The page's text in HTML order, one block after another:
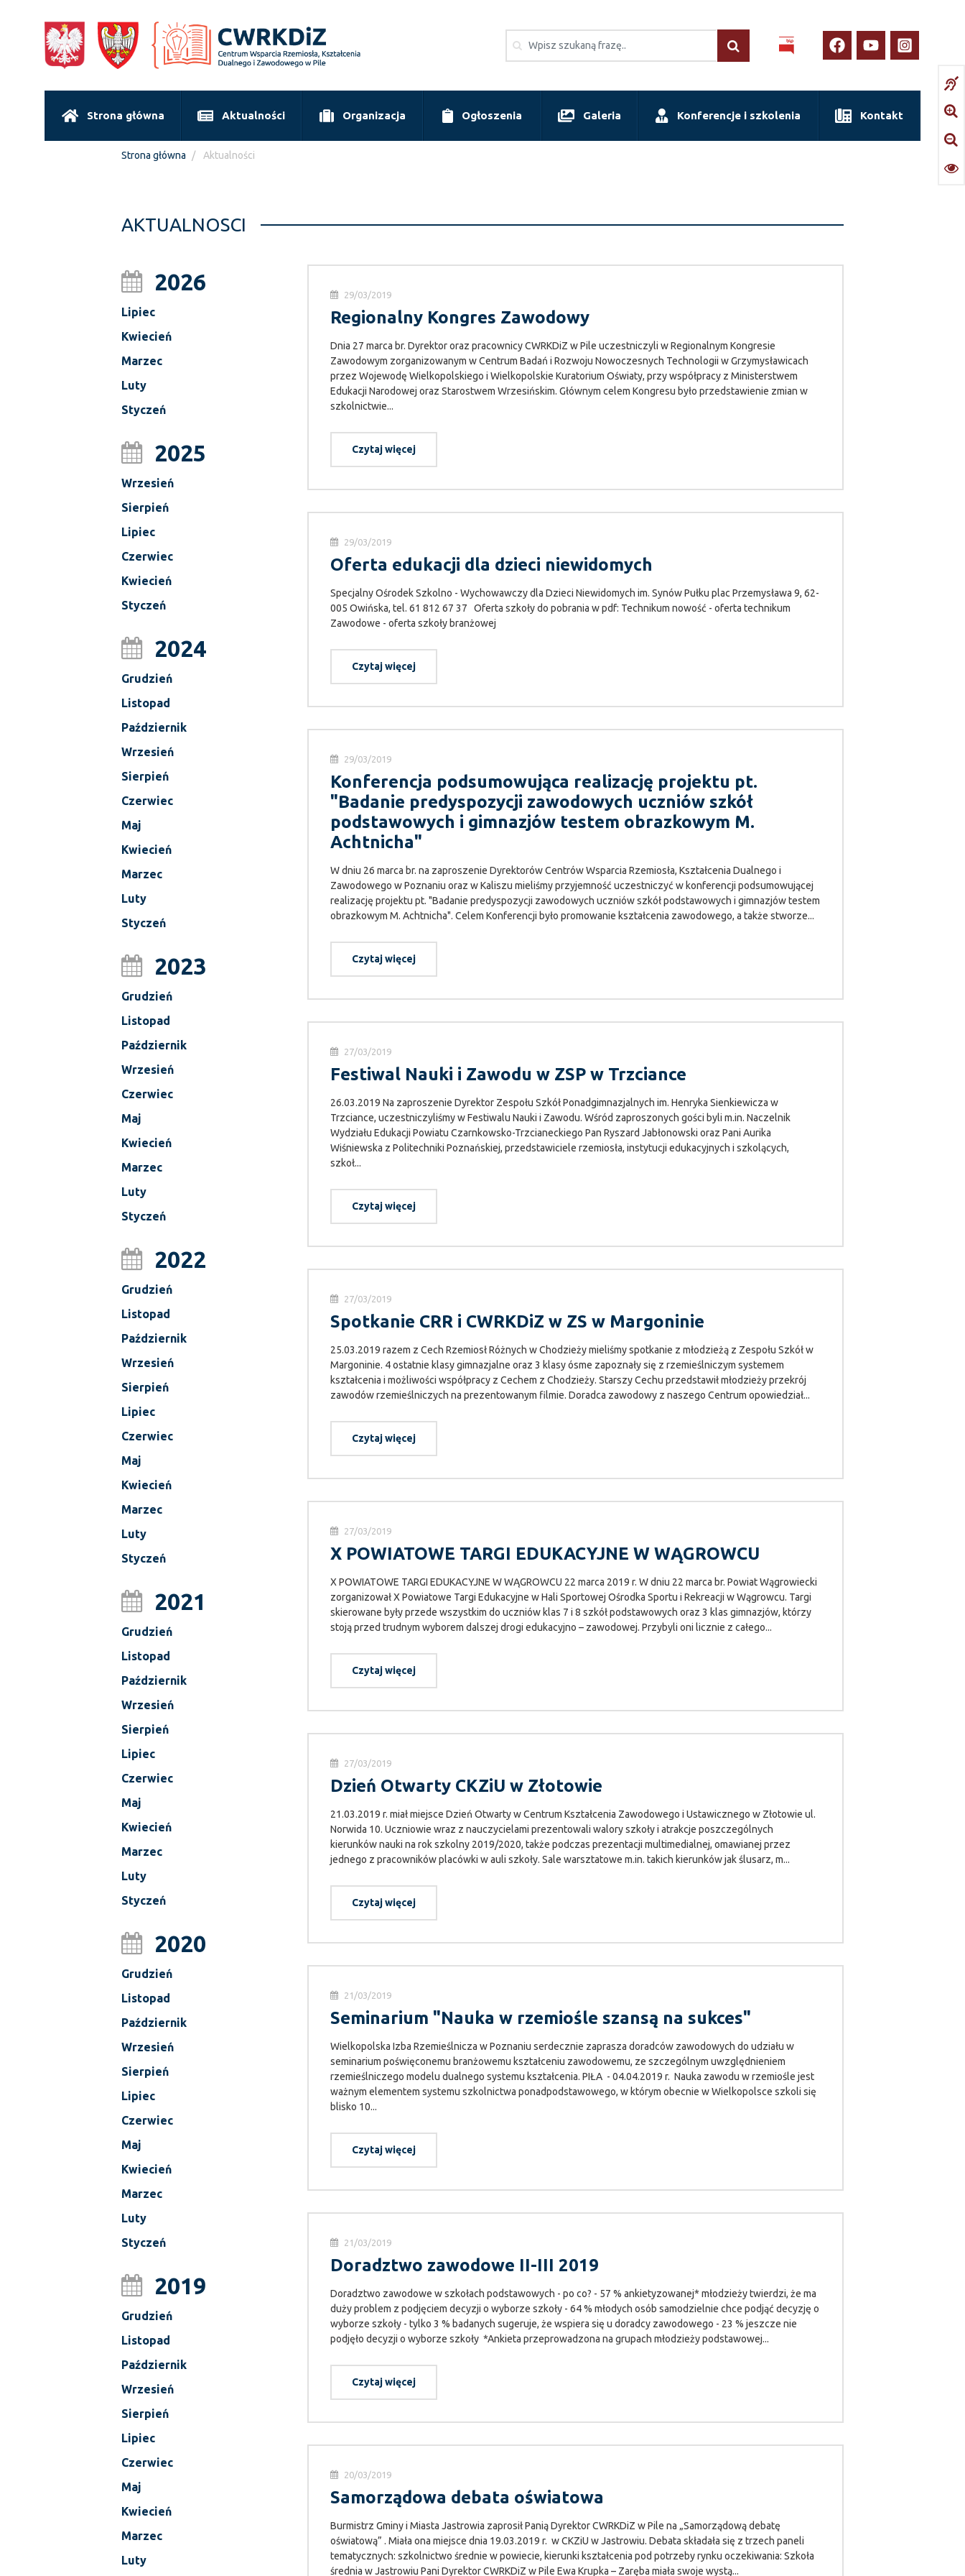
Strona główna Aktualności Organizacja Ogłoszenia Galeria Konferencje i szkolenia Kontakt
Strona główna Aktualności
AKTUALNOSCI
2026
Lipiec
Kwiecień
Marzec
Luty
Styczeń
2025
Wrzesień
Sierpień
Lipiec
Czerwiec
Kwiecień
Styczeń
2024
Grudzień
Listopad
Październik
Wrzesień
Sierpień
Czerwiec
Maj
Kwiecień
Marzec
Luty
Styczeń
2023
Grudzień
Listopad
Październik
Wrzesień
Czerwiec
Maj
Kwiecień
Marzec
Luty
Styczeń
2022
Grudzień
Listopad
Październik
Wrzesień
Sierpień
Lipiec
Czerwiec
Maj
Kwiecień
Marzec
Luty
Styczeń
2021
Grudzień
Listopad
Październik
Wrzesień
Sierpień
Lipiec
Czerwiec
Maj
Kwiecień
Marzec
Luty
Styczeń
2020
Grudzień
Listopad
Październik
Wrzesień
Sierpień
Lipiec
Czerwiec
Maj
Kwiecień
Marzec
Luty
Styczeń
2019
Grudzień
Listopad
Październik
Wrzesień
Sierpień
Lipiec
Czerwiec
Maj
Kwiecień
Marzec
Luty
29/03/2019
Regionalny Kongres Zawodowy
Dnia 27 marca br. Dyrektor oraz pracownicy CWRKDiZ w Pile uczestniczyli w Regionalnym Kongresie
Zawodowym zorganizowanym w Centrum Badań i Rozwoju Nowoczesnych Technologii w Grzymysławicach
przez Wojewodę Wielkopolskiego i Wielkopolskie Kuratorium Oświaty, przy współpracy z Ministerstwem
Edukacji Narodowej oraz Starostwem Wrzesińskim. Głównym celem Kongresu było przedstawienie zmian w
szkolnictwie...
Czytaj więcej
29/03/2019
Oferta edukacji dla dzieci niewidomych
Specjalny Ośrodek Szkolno - Wychowawczy dla Dzieci Niewidomych im. Synów Pułku plac Przemysława 9, 62-
005 Owińska, tel. 61 812 67 37 Oferta szkoły do pobrania w pdf: Technikum nowość - oferta technikum
Zawodowe - oferta szkoły branżowej
Czytaj więcej
29/03/2019
Konferencja podsumowująca realizację projektu pt.
"Badanie predyspozycji zawodowych uczniów szkół
podstawowych i gimnazjów testem obrazkowym M.
Achtnicha"
W dniu 26 marca br. na zaproszenie Dyrektorów Centrów Wsparcia Rzemiosła, Kształcenia Dualnego i
Zawodowego w Poznaniu oraz w Kaliszu mieliśmy przyjemność uczestniczyć w konferencji podsumowującej
realizację projektu pt. "Badanie predyspozycji zawodowych uczniów szkół podstawowych i gimnazjów testem
obrazkowym M. Achtnicha". Celem Konferencji było promowanie kształcenia zawodowego, a także stworze...
Czytaj więcej
27/03/2019
Festiwal Nauki i Zawodu w ZSP w Trzciance
26.03.2019 Na zaproszenie Dyrektor Zespołu Szkół Ponadgimnazjalnych im. Henryka Sienkiewicza w
Trzciance, uczestniczyliśmy w Festiwalu Nauki i Zawodu. Wśród zaproszonych gości byli m.in. Naczelnik
Wydziału Edukacji Powiatu Czarnkowsko-Trzcianeckiego Pan Ryszard Jabłonowski oraz Pani Aurika
Wiśniewska z Politechniki Poznańskiej, przedstawiciele rzemiosła, instytucji edukacyjnych i szkolących,
szkoł...
Czytaj więcej
27/03/2019
Spotkanie CRR i CWRKDiZ w ZS w Margoninie
25.03.2019 razem z Cech Rzemiosł Różnych w Chodzieży mieliśmy spotkanie z młodzieżą z Zespołu Szkół w
Margoninie. 4 ostatnie klasy gimnazjalne oraz 3 klasy ósme zapoznały się z rzemieślniczym systemem
kształcenia i możliwości współpracy z Cechem z Chodzieży. Starszy Cechu przedstawił młodzieży przekrój
zawodów rzemieślniczych na prezentowanym filmie. Doradca zawodowy z naszego Centrum opowiedział...
Czytaj więcej
27/03/2019
X POWIATOWE TARGI EDUKACYJNE W WĄGROWCU
X POWIATOWE TARGI EDUKACYJNE W WĄGROWCU 22 marca 2019 r. W dniu 22 marca br. Powiat Wągrowiecki
zorganizował X Powiatowe Targi Edukacyjne w Hali Sportowej Ośrodka Sportu i Rekreacji w Wągrowcu. Targi
skierowane były przede wszystkim do uczniów klas 7 i 8 szkół podstawowych oraz 3 klas gimnazjów, którzy
stoją przed trudnym wyborem dalszej drogi edukacyjno – zawodowej. Przybyli oni licznie z całego...
Czytaj więcej
27/03/2019
Dzień Otwarty CKZiU w Złotowie
21.03.2019 r. miał miejsce Dzień Otwarty w Centrum Kształcenia Zawodowego i Ustawicznego w Złotowie ul.
Norwida 10. Uczniowie wraz z nauczycielami prezentowali walory szkoły i atrakcje poszczególnych
kierunków nauki na rok szkolny 2019/2020, także podczas prezentacji multimedialnej, omawianej przez
jednego z pracowników placówki w auli szkoły. Sale warsztatowe m.in. takich kierunków jak ślusarz, m...
Czytaj więcej
21/03/2019
Seminarium "Nauka w rzemiośle szansą na sukces"
Wielkopolska Izba Rzemieślnicza w Poznaniu serdecznie zaprasza doradców zawodowych do udziału w
seminarium poświęconemu branżowemu kształceniu zawodowemu, ze szczególnym uwzględnieniem
rzemieślniczego modelu dualnego systemu kształcenia. PIŁA - 04.04.2019 r. Nauka zawodu w rzemiośle jest
ważnym elementem systemu szkolnictwa ponadpodstawowego, w którym obecnie w Wielkopolsce szkoli się
blisko 10...
Czytaj więcej
21/03/2019
Doradztwo zawodowe II-III 2019
Doradztwo zawodowe w szkołach podstawowych - po co? - 57 % ankietyzowanej* młodzieży twierdzi, że ma
duży problem z podjęciem decyzji o wyborze szkoły - 64 % młodych osób samodzielnie chce podjąć decyzję o
wyborze szkoły - tylko 3 % badanych sugeruje, że wspiera się u doradcy zawodowego - 23 % jeszcze nie
podjęło decyzji o wyborze szkoły *Ankieta przeprowadzona na grupach młodzieży podstawowej...
Czytaj więcej
20/03/2019
Samorządowa debata oświatowa
Burmistrz Gminy i Miasta Jastrowia zaprosił Panią Dyrektor CWRKDiZ w Pile na „Samorządową debatę
oświatową” . Miała ona miejsce dnia 19.03.2019 r. w CKZiU w Jastrowiu. Debata składała się z trzech paneli
tematycznych: szkolnictwo średnie w powiecie, kierunki kształcenia pod potrzeby rynku oczekiwania: Szkoła
średnia w Jastrowiu Pani Dyrektor CWRKDiZ w Pile Ewa Krupka – Zaręba miała swoje wystą...